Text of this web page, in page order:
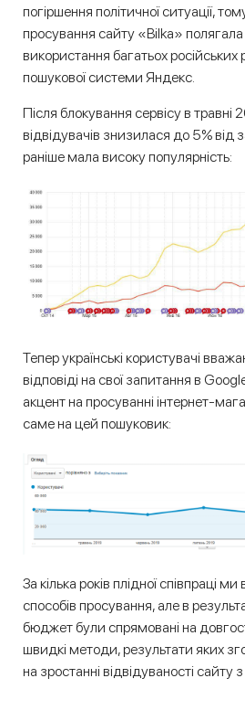
погіршення політичної ситуації,
просування сайту «Bilka» полягала
використання багатьох російських
пошукової системи Яндекс.
Після блокування сервісу в травні
відвідувачів знизилася до 5% від
раніше мала високу популярність:
Тепер українські користувачі
відповіді на свої запитання в
акцент на просуванні інтернет-
саме на цей пошуковик:
За кілька років плідної співпраці
способів просування, але в
бюджет були спрямовані на
швидкі методи, результати яких
на зростанні відвідуваності сайту